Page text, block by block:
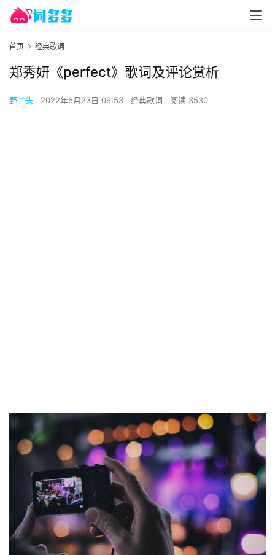
首页 经典歌词
郑秀妍《perfect》歌词及评论赏析
野丫头 2022年6月23日 09:53 经典歌词 阅读 3530